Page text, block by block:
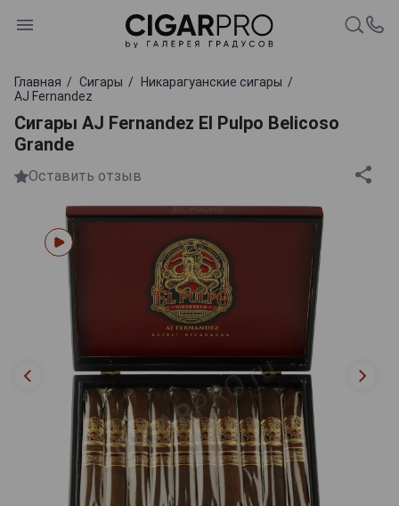
Главная Сигары
Никарагуанские сигары
AJ Fernandez
Сигары AJ Fernandez El Pulpo Belicoso
Grande
Оставить отзыв